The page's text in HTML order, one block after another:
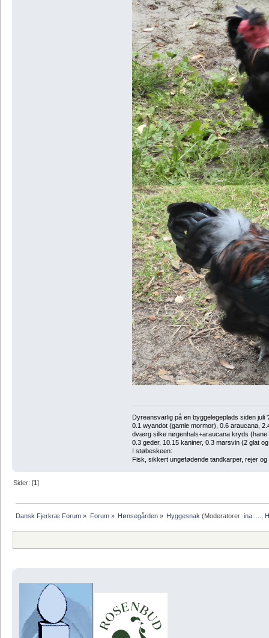
Dyreansvarlig på en byggelegeplads siden juli
0.1 wyandot (gamle mormor), 0.6 araucana,
dværg silke nøgenhals+araucana kryds
0.3 geder, 10.15 kaniner, 0.3 marsvin (2 glat
I støbeskeen:
Fisk, sikkert ungefødende tandkarper, rejer
Sider: [1]
Dansk Fjerkræ Forum » Forum» Hønsegården» Hyggesnak (Moderatorer:ina.....